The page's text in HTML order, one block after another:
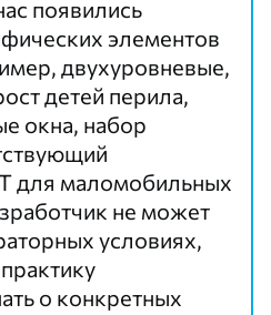
появились
элементов
двухуровневые,
детей перила,
окна, набор
для маломобильных
не может
условиях,
о конкретных